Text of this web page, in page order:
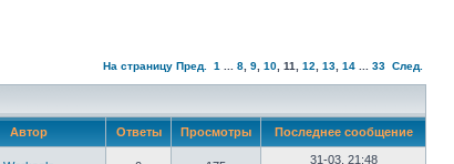
На страницу Пред. 1 8 9 10 11 12 13 14 33 След.
Автор Ответы Просмотры Последнее сообщение
31-03, 21:48